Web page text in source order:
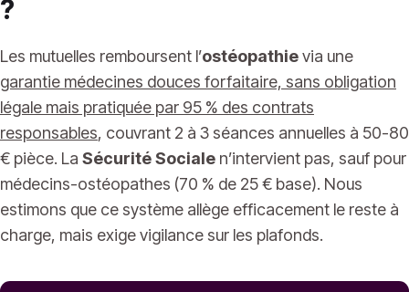
?
Les mutuelles remboursent l’ostéopathievia une
garantie médecines douces forfaitaire, sans obligation
légale mais pratiquée par 95 % des contrats
responsables, couvrant 2 à 3 séances annuelles à 50-80
€ pièce. La Sécurité Sociale n’intervient pas, sauf pour
médecins-ostéopathes (70 % de 25 € base). Nous
estimons que ce système allège efficacement le reste à
charge, mais exige vigilance sur les plafonds.